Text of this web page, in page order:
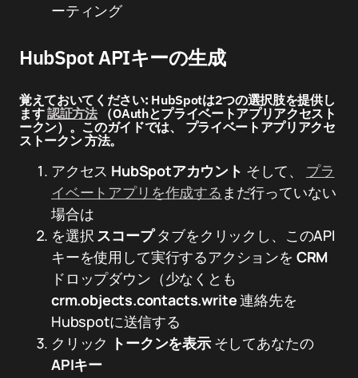
ーティング
HubSpot APIキーの生成
覚えておいてください: HubSpotは2つの選択肢を提供し
ます認証方法（OAuthとプライベートアプリアクセスト
ークン）。このガイドでは、 プライベートアプリアクセ
ストークン方法。
アクセス HubSpotアカウント そして、 プラ
イベートアプリを作成する まだ行っていない
場合は
を選択 スコープタブをクリックし、このAPI
キーを使用して実行するアクションを CRM
ドロップダウン（少なくとも
crm.objects.contacts.write連絡先を
Hubspotに送信する
クリック トークンを表示そしてあなたの
APIキー